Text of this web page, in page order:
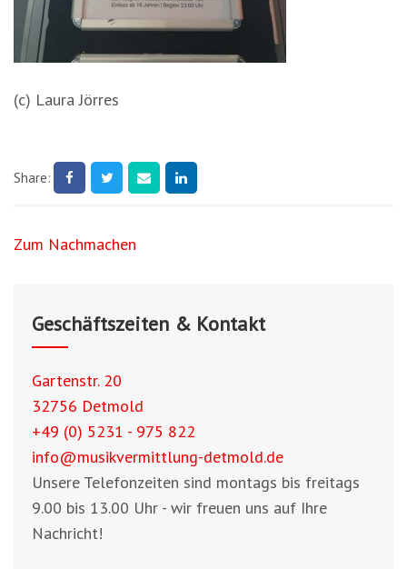
(c) Laura Jörres
Share:
Beitragsnavigation
Zum Nachmachen
Geschäftszeiten & Kontakt
Gartenstr. 20
32756 Detmold
+49 (0) 5231 - 975 822
info@musikvermittlung-detmold.de
Unsere Telefonzeiten sind montags bis freitags
9.00 bis 13.00 Uhr - wir freuen uns auf Ihre
Nachricht!